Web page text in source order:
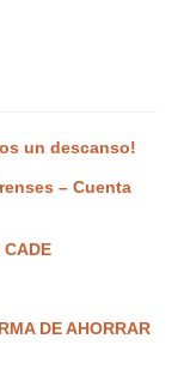
un descanso!
– Cuenta
DE AHORRAR